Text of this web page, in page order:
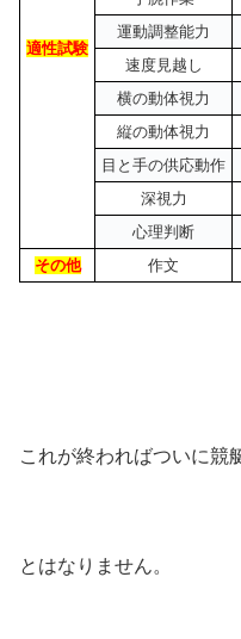
適性試験
運動調整能力
速度見越し
横の動体視力
縦の動体視力
目と手の供応動作
深視力
心理判断
その他
作文
これが終わればついに競
とはなりません。